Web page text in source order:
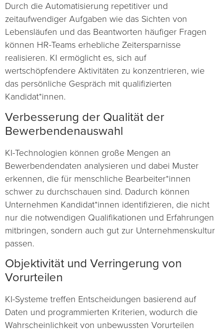
Durch die Automatisierung repetitiver und
zeitaufwendiger Aufgaben wie das Sichten von
Lebensläufen und das Beantworten häufiger Fragen
können HR-Teams erhebliche Zeitersparnisse
realisieren. KI ermöglicht es, sich auf
wertschöpfendere Aktivitäten zu konzentrieren, wie
das persönliche Gespräch mit qualifizierten
Kandidat*innen.
Verbesserung der Qualität der
Bewerbendenauswahl
KI-Technologien können große Mengen an
Bewerbendendaten analysieren und dabei Muster
erkennen, die für menschliche Bearbeiter*innen
schwer zu durchschauen sind. Dadurch können
Unternehmen Kandidat*innen identifizieren, die nicht
nur die notwendigen Qualifikationen und Erfahrungen
mitbringen, sondern auch gut zur Unternehmenskultur
passen.
Objektivität und Verringerung von
Vorurteilen
KI-Systeme treffen Entscheidungen basierend auf
Daten und programmierten Kriterien, wodurch die
Wahrscheinlichkeit von unbewussten Vorurteilen